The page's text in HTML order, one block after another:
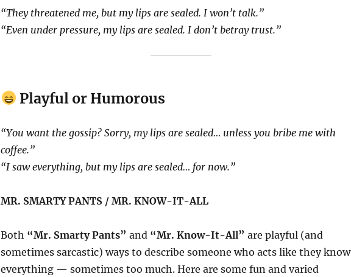
“They threatened me, but my lips are sealed. I won’t talk.”
“Even under pressure, my lips are sealed. I don’t betray trust.”
Playful or Humorous
“You want the gossip? Sorry, my lips are sealed… unless you bribe me with
coffee.”
“I saw everything, but my lips are sealed… for now.”
MR. SMARTY PANTS / MR. KNOW-IT-ALL
Both “Mr. Smarty Pants” and “Mr. Know-It-All” are playful (and
sometimes sarcastic) ways to describe someone who acts like they know
everything — sometimes too much. Here are some fun and varied